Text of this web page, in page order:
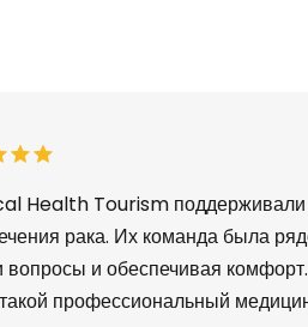
Health Tourism поддерживали
рака. Их команда была
вопросы и обеспечивая
профессиональный